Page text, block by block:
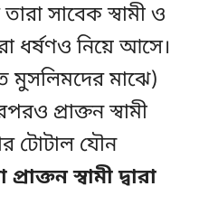
সাবেক স্বামী ও
ধর্ষণও নিয়ে আসে।
মুসলিমদের মাঝে)
প্রাক্তন স্বামী
টোটাল যৌন
স্বামী দ্বারা